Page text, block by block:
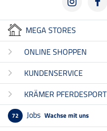
MEGA STORES
ONLINE SHOPPEN
KUNDENSERVICE
KRÄMER PFERDESPORT
72 Jobs Wachse mit uns